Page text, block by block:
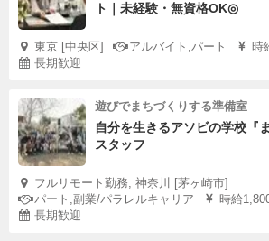
ト｜未経験・無資格OK◎
東京 [中央区] アルバイト,パート
時
長期歓迎
遊びでまちづくりする準備室
自分を生きるアソビの学校『
スタッフ
フルリモート勤務, 神奈川 [茅ヶ崎市]
パート,副業/パラレルキャリア
時給
長期歓迎